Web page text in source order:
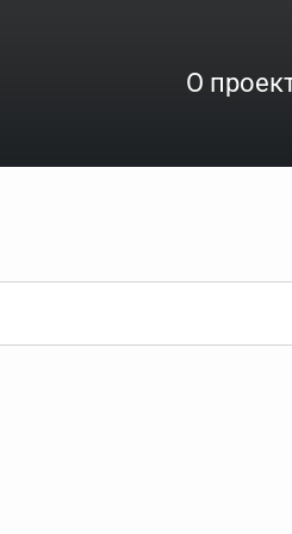
О
которого интересует.
в кроссворде), неизвестную
указывать несколько